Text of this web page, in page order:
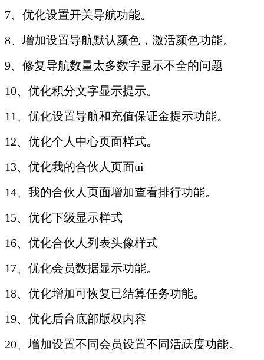
7、优化设置开关导航功能。
8、增加设置导航默认颜色，激活颜色功能。
9、修复导航数量太多数字显示不全的问题
10、优化积分文字显示提示。
11、优化设置导航和充值保证金提示功能。
12、优化个人中心页面样式。
13、优化我的合伙人页面ui
14、我的合伙人页面增加查看排行功能。
15、优化下级显示样式
16、优化合伙人列表头像样式
17、优化会员数据显示功能。
18、优化增加可恢复已结算任务功能。
19、优化后台底部版权内容
20、增加设置不同会员设置不同活跃度功能。